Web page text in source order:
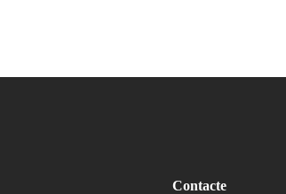
Contacte